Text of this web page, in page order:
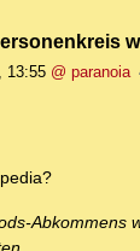
13:55 @ paranoia
Abkommens